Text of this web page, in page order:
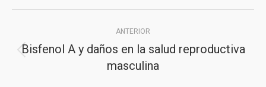
entre
publicaciones
ANTERIOR
Publicación
anterior:
Bisfenol A y daños en la salud reproductiva
masculina